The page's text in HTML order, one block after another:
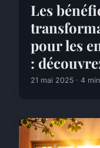
Les
pour les
:
21 mai 2025 · 4 min